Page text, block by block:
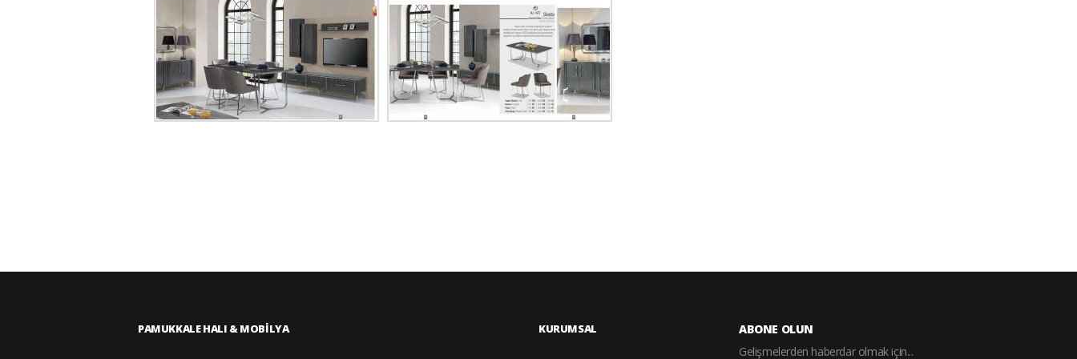
PAMUKKALE HALI & MOBİLYA KURUMSAL
ABONE OLUN
Gelişmelerden haberdar olmak için...